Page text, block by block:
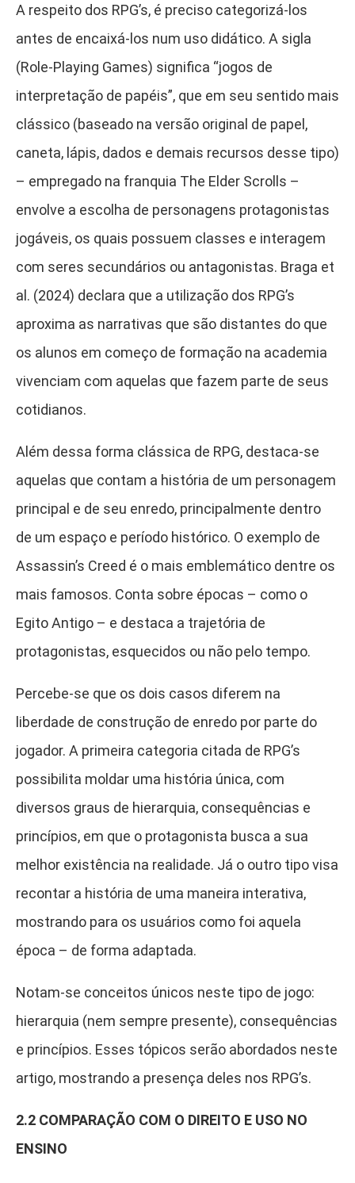
A respeito dos RPG’s, é preciso categorizá-los
antes de encaixá-los num uso didático. A sigla
(Role-Playing Games) significa “jogos de
interpretação de papéis”, que em seu sentido mais
clássico (baseado na versão original de papel,
caneta, lápis, dados e demais recursos desse tipo)
– empregado na franquia The Elder Scrolls –
envolve a escolha de personagens protagonistas
jogáveis, os quais possuem classes e interagem
com seres secundários ou antagonistas. Braga et
al. (2024) declara que a utilização dos RPG’s
aproxima as narrativas que são distantes do que
os alunos em começo de formação na academia
vivenciam com aquelas que fazem parte de seus
cotidianos.
Além dessa forma clássica de RPG, destaca-se
aquelas que contam a história de um personagem
principal e de seu enredo, principalmente dentro
de um espaço e período histórico. O exemplo de
Assassin’s Creed é o mais emblemático dentre os
mais famosos. Conta sobre épocas – como o
Egito Antigo – e destaca a trajetória de
protagonistas, esquecidos ou não pelo tempo.
Percebe-se que os dois casos diferem na
liberdade de construção de enredo por parte do
jogador. A primeira categoria citada de RPG’s
possibilita moldar uma história única, com
diversos graus de hierarquia, consequências e
princípios, em que o protagonista busca a sua
melhor existência na realidade. Já o outro tipo visa
recontar a história de uma maneira interativa,
mostrando para os usuários como foi aquela
época – de forma adaptada.
Notam-se conceitos únicos neste tipo de jogo:
hierarquia (nem sempre presente), consequências
e princípios. Esses tópicos serão abordados neste
artigo, mostrando a presença deles nos RPG’s.
2.2 COMPARAÇÃO COM O DIREITO E USO NO
ENSINO